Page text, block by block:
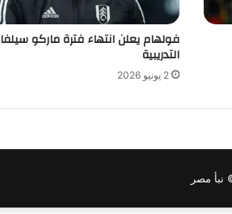
فولهام يعلن انتهاء فترة ماركو سيلفا
التدريبية
2 يونيو 2026